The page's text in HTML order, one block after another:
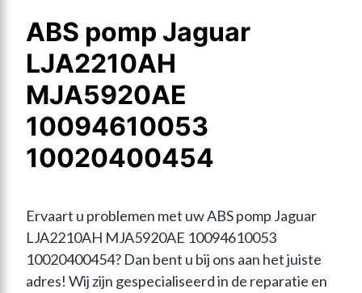
ABS pomp Jaguar
LJA2210AH
MJA5920AE
10094610053
10020400454
Ervaart u problemen met uw ABS pomp Jaguar
LJA2210AH MJA5920AE 10094610053
10020400454? Dan bent u bij ons aan het juiste
adres! Wij zijn gespecialiseerd in de reparatie en